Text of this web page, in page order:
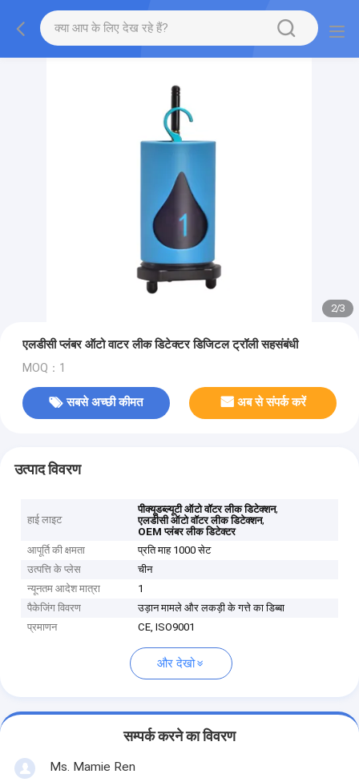
2/3
एलडीसी प्लंबर ऑटो वाटर लीक डिटेक्टर डिजिटल ट्रॉली सहसंबंधी
MOQ：1
सबसे अच्छी कीमत अब से संपर्क करें
उत्पाद विवरण
हाई लाइट
पीक्यूडब्ल्यूटी ऑटो वॉटर लीक डिटेक्शन,
एलडीसी ऑटो वॉटर लीक डिटेक्शन,
OEM प्लंबर लीक डिटेक्टर
आपूर्ति की क्षमता
प्रति माह 1000 सेट
उत्पत्ति के प्लेस
चीन
न्यूनतम आदेश मात्रा
1
पैकेजिंग विवरण
उड़ान मामले और लकड़ी के गत्ते का डिब्बा
प्रमाणन
CE, ISO9001
और देखो
सम्पर्क करने का विवरण
Ms. Mamie Ren